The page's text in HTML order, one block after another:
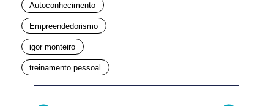
Autoconhecimento
Empreendedorismo
igor monteiro
treinamento pessoal